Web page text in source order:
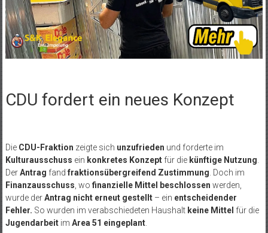
CDU fordert ein neues Konzept
Die CDU-Fraktion zeigte sich unzufrieden und forderte im
Kulturausschuss ein konkretes Konzeptfür die künftige Nutzung
DerAntrag fand fraktionsübergreifend Zustimmung . Doch im
Finanzausschuss , wo finanzielle Mittel beschlossen werden,
wurde derAntrag nicht erneut gestellt– ein entscheidender
Fehler. So wurden im verabschiedeten Haushalt keine Mittel für die
Jugendarbeitim Area 51 eingeplant.